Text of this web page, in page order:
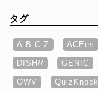
タグ
A.B.C-Z ACEes
DISH// GENIC
OWV QuizKnock